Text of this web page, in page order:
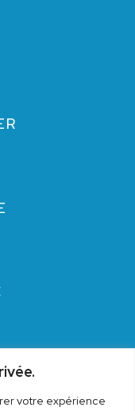
votre expérience